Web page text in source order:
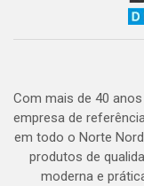
Com mais de 40
empresa de
em todo o Norte
produtos de
moderna e